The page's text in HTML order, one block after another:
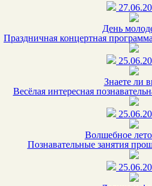
День
Праздничная концертная
Знаете ли
Весёлая интересная
Волшебное
Познавательные занятия